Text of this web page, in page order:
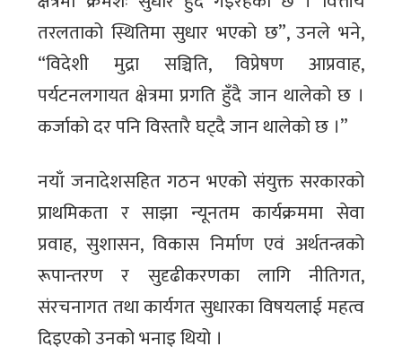
तरलताको स्थितिमा सुधार भएको छ”, उनले भने,
“विदेशी मुद्रा सञ्चिति, विप्रेषण आप्रवाह,
पर्यटनलगायत क्षेत्रमा प्रगति हुँदै जान थालेको छ ।
कर्जाको दर पनि विस्तारै घट्दै जान थालेको छ ।”
नयाँ जनादेशसहित गठन भएको संयुक्त सरकारको
प्राथमिकता र साझा न्यूनतम कार्यक्रममा सेवा
प्रवाह, सुशासन, विकास निर्माण एवं अर्थतन्त्रको
रूपान्तरण र सुदृढीकरणका लागि नीतिगत,
संरचनागत तथा कार्यगत सुधारका विषयलाई महत्व
दिइएको उनको भनाइ थियो ।